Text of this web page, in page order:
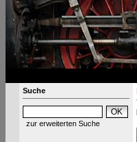
Suche
zur erweiterten Suche